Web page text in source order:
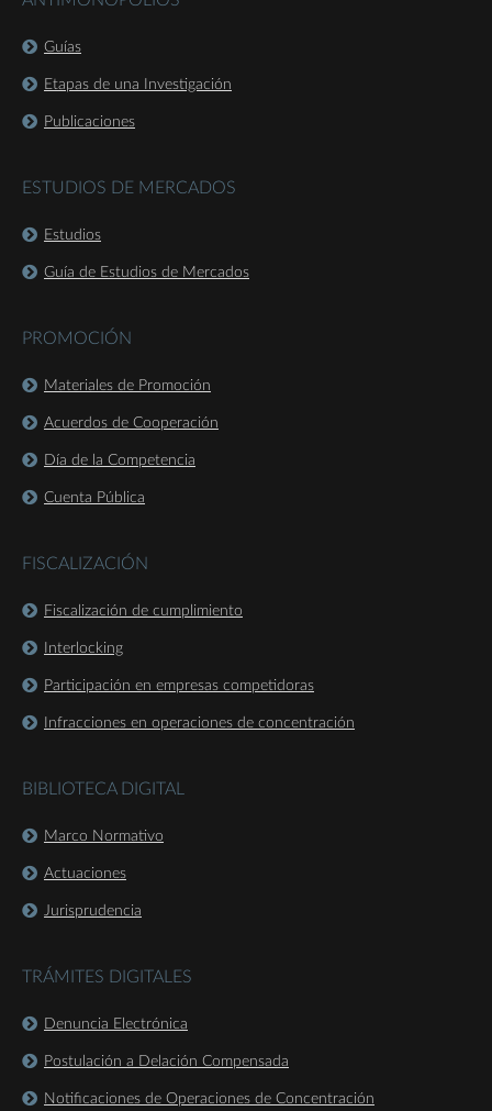
Guías
Etapas de una Investigación
Publicaciones
ESTUDIOS DE MERCADOS
Estudios
Guía de Estudios de Mercados
PROMOCIÓN
Materiales de Promoción
Acuerdos de Cooperación
Día de la Competencia
Cuenta Pública
FISCALIZACIÓN
Fiscalización de cumplimiento
Interlocking
Participación en empresas competidoras
Infracciones en operaciones de concentración
BIBLIOTECA DIGITAL
Marco Normativo
Actuaciones
Jurisprudencia
TRÁMITES DIGITALES
Denuncia Electrónica
Postulación a Delación Compensada
Notificaciones de Operaciones de Concentración